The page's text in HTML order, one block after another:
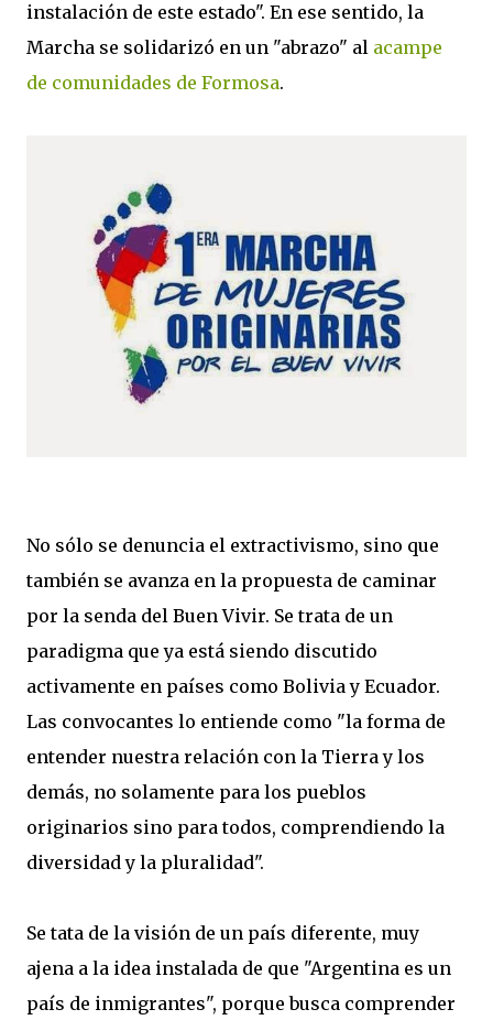
instalación de este estado". En ese sentido, la
Marcha se solidarizó en un "abrazo" al acampe
de comunidades de Formosa.
No sólo se denuncia el extractivismo, sino que
también se avanza en la propuesta de caminar
por la senda del Buen Vivir. Se trata de un
paradigma que ya está siendo discutido
activamente en países como Bolivia y Ecuador.
Las convocantes lo entiende como "la forma de
entender nuestra relación con la Tierra y los
demás, no solamente para los pueblos
originarios sino para todos, comprendiendo la
diversidad y la pluralidad".
Se tata de la visión de un país diferente, muy
ajena a la idea instalada de que "Argentina es un
país de inmigrantes", porque busca comprender